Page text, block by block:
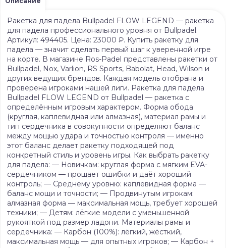
Ракетка для падела Bullpadel FLOW LEGEND — ракетка
для падела профессионального уровня от Bullpadel.
Артикул: 494405. Цена: 23000 ₽. Купить ракетку для
падела — значит сделать первый шаг к уверенной игре
на корте. В магазине Ros-Padel представлены ракетки от
Bullpadel, Nox, Varlion, RS Sports, Babolat, Head, Wilson и
других ведущих брендов. Каждая модель отобрана и
проверена игроками нашей лиги. Ракетка для падела
Bullpadel FLOW LEGEND от Bullpadel — ракетка с
определённым игровым характером. Форма обода
(круглая, каплевидная или алмазная), материал рамы и
тип сердечника в совокупности определяют баланс
между мощью удара и точностью контроля — именно
этот баланс делает ракетку подходящей под
конкретный стиль и уровень игры. Как выбрать ракетку
для падела: — Новичкам: круглая форма с мягким EVA-
сердечником — прощает ошибки и даёт хороший
контроль; — Среднему уровню: каплевидная форма —
баланс мощи и точности; — Продвинутым игрокам:
алмазная форма — максимальная мощь, требует хорошей
техники; — Детям: лёгкие модели с уменьшенной
рукояткой под размер ладони. Материалы рамы и
сердечника: — Карбон (100%): лёгкий, жёсткий,
максимальная мощь — для опытных игроков; — Карбон +